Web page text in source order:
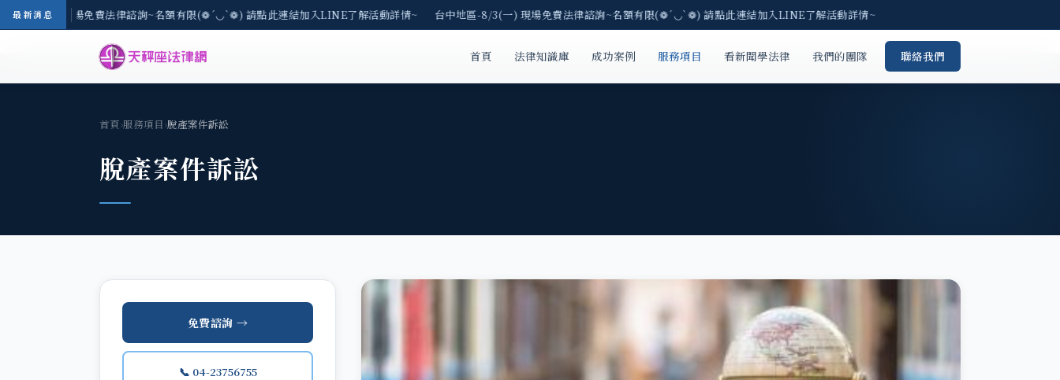
最新消息
-8/3(一) 現場免費法律諮詢~名額有限(❁´◡`❁) 請點此連結加入LINE了解活動詳情~ 台中地區-8/3(一) 現場免費法律諮詢~名額有限(❁´◡`❁) 請點此連結加入LINE了解活動詳情~
首頁 法律知識庫 成功案例 服務項目 看新聞學法律 我們的團隊 聯絡我們
首頁›服務項目›脫產案件訴訟
脫產案件訴訟
免費諮詢 →
📞 04-23756755